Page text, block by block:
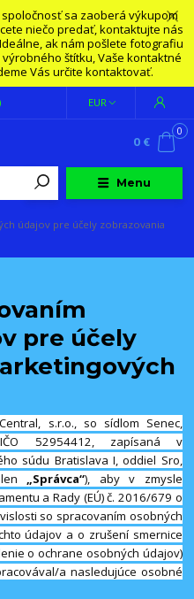
spoločnosť sa zaoberá výkupom
niečo predať, kontaktujte nás
ak nám pošlete fotografiu
štítku, Vaše kontaktné
Vás určite kontaktovať.
Menu
EUR
0
0 €
údajov pre účely zobrazovania
pre účely
s.r.o., so sídlom Senec,
52954412, zapísaná v
súdu Bratislava I, oddiel Sro,
„Správca“), aby v zmysle
a Rady (EÚ) č. 2016/679 o
so spracovaním osobných
údajov a o zrušení smernice
o ochrane osobných údajov)
a nasledujúce osobné